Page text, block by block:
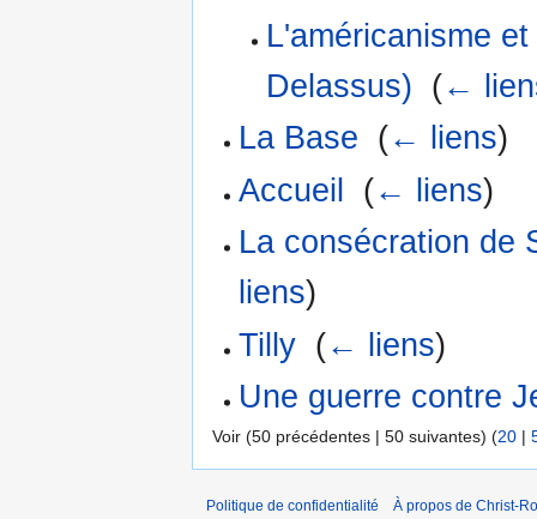
L'américanisme
Delassus) (←
La Base (← liens)
Accueil
(← liens)
La consécration de
liens)
Tilly (← liens)
Une guerre contre
Voir (50 précédentes | 50 suivantes) (20 |
Politique de confidentialité À propos de Christ-